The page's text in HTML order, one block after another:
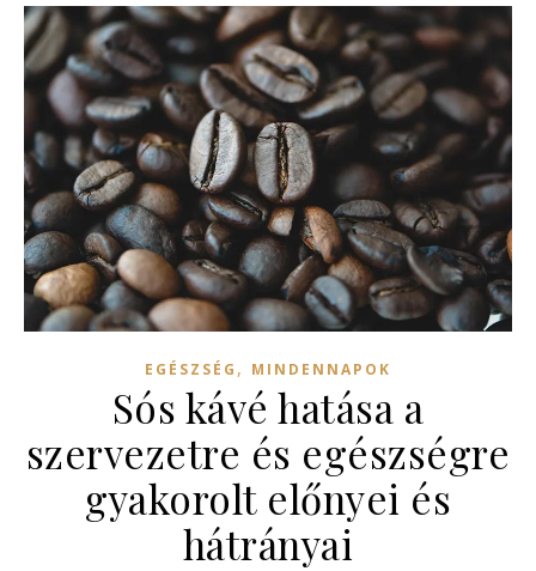
EGÉSZSÉG , MINDENNAPOK
Sós kávé hatása a
szervezetre és egészségre
gyakorolt előnyei és
hátrányai